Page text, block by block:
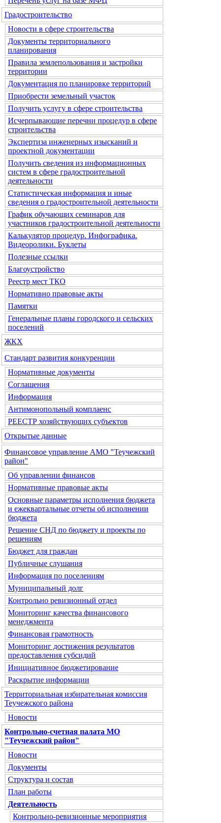
Градостроительство
Новости в сфере строительства
Документы территориального
планирования
Правила землепользования и застройки
территории
Документация по планировке территорий
Приобрести земельный участок
Получить услугу в сфере строительства
Исчерпывающие перечни процедур в сфере
строительства
Экспертиза инженерных изысканий и
проектной документации
Получить сведения из информационных
систем в сфере градостроительной
деятельности
Статистическая информация и иные
сведения о градостроительной деятельности
График обучающих семинаров для
участников градостроительной деятельности
Калькулятор процедур. Инфографика.
Видеоролики. Буклеты
Полезные ссылки
Благоустройство
Реестр мест ТКО
Нормативно правовые акты
Памятки
Генеральные планы городского и сельских
поселений
ЖКХ
Стандарт развития конкуренции
Нормативные документы
Соглашения
Информация
Антимонопольный комплаенс
РЕЕСТР хозяйствующих субъектов
Открытые данные
Финансовое управление АМО "Теучежский
район"
Об управлении финансов
Нормативные правовые акты
Основные параметры исполнения бюджета
и ежеквартальные отчеты об исполнении
бюджета
Решение СНД по бюджету и проекты по
решениям
Бюджет для граждан
Публичные слушания
Информация по поселениям
Муниципальный долг
Контрольно ревизионный отдел
Мониторинг качества финансового
менеджмента
Финансовая грамотность
Мониторинг достижения результатов
предоставления субсидий
Инициативное бюджетирование
Раскрытие информации
Территориальная избирательная комиссия
Теучежского района
Новости
Контрольно-счетная палата МО
"Теучежский район"
Новости
Документы
Структура и состав
План работы
Деятельность
Контрольно-ревизионные мероприятия